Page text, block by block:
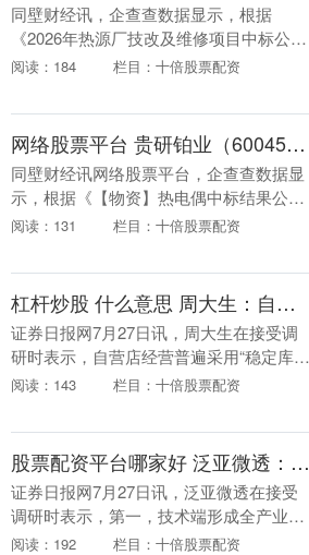
同壁财经讯，企查查数据显示，根据
《2026年热源厂技改及维修项目中标公
告》最全面的配资股票平台，陕西建工集
标西安高新区....
阅读：184 栏目：十倍股票配资
网络股票平台 贵研铂业（600459）：中标中国航发北京航空材料研究院采购项目，中标金额为298.45万元
同壁财经讯网络股票平台，企查查数据显
示，根据《【物资】热电偶中标结果公
告》，云南省贵金属新材料控股集团股份
航发北京航空....
阅读：131 栏目：十倍股票配资
杠杆炒股 什么意思 周大生：自营店经营普遍采用“稳定库存制”
证券日报网7月27日讯，周大生在接受调
研时表示，自营店经营普遍采用“稳定库存
制”，以销定采杠杆炒股 什么意思，小批
金价波动....
阅读：143 栏目：十倍股票配资
股票配资平台哪家好 泛亚微透：未来公司与天缘将实现技术协同，同时发挥双方渠道优势相互赋能
证券日报网7月27日讯，泛亚微透在接受
调研时表示，第一，技术端形成全产业链
的核心优势：天缘是PI膜制造商，具备涂
阅读：192 栏目：十倍股票配资